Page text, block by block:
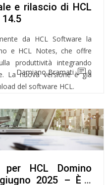
e rilascio di HCL
da HCL Software la
e HCL Notes, che offre
produttività integrando
La nuova versione è già
del software HCL.
Damiano Bramati 0
HCL Domino
2025 – È il